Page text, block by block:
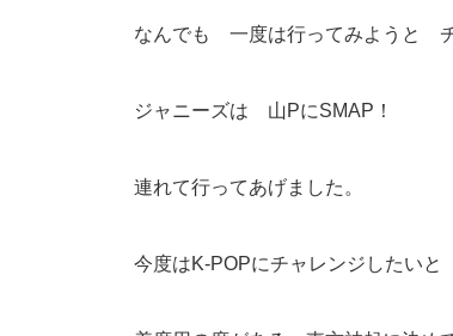
なんでも 一度は行ってみようと チ
ジャニーズは 山PにSMAP！
連れて行ってあげました。
今度はK-POPにチャレンジしたい